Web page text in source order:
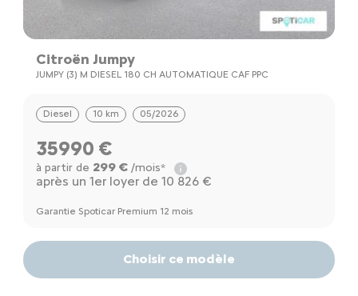
Citroën Jumpy
JUMPY (3) M DIESEL 180 CH AUTOMATIQUE CAF PPC
Diesel 10 km 05/2026
35990 €
à partir de 299 €/mois*
après un 1er loyer de 10 826 €
Garantie Spoticar Premium 12 mois
Choisir ce modèle